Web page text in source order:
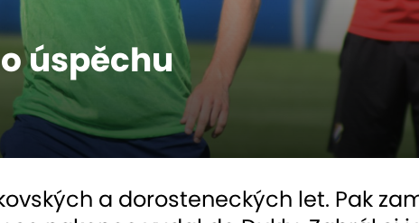
úspěchu
a dorosteneckých let. Pak